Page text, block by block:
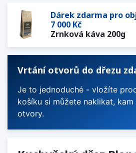
Dárek zdarma pro
7 000 Kč
Zrnková káva 200g
Vrtání otvorů do dřezu
Je to jednoduché - vložíte
košíku si můžete naklikat,
otvory.